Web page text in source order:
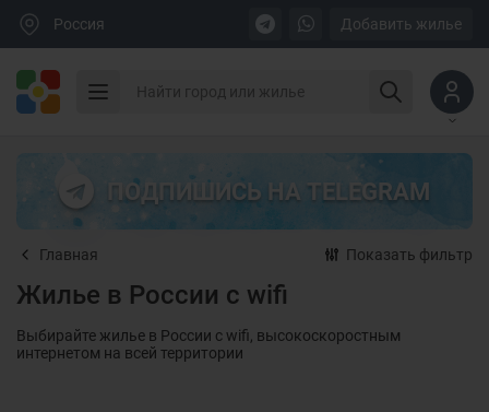
Россия Добавить жилье
ПОДПИШИСЬ НА TELEGRAM
Главная Показать фильтр
Жилье в России с wifi
Выбирайте жилье в России с wifi, высокоскоростным
интернетом на всей территории